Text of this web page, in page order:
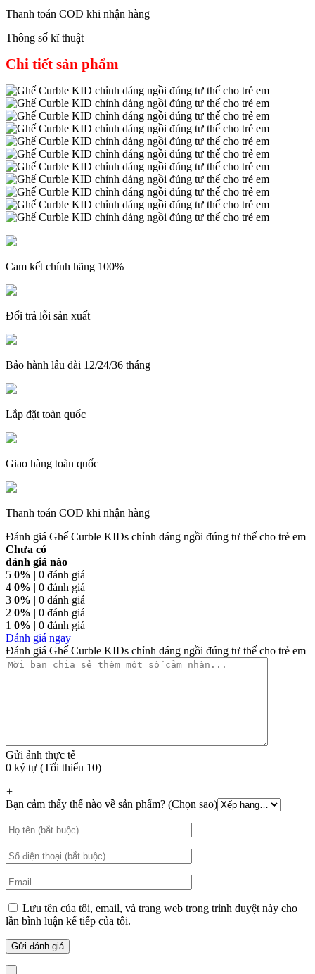
Thanh toán COD khi nhận hàng
Thông số kĩ thuật
Chi tiết sản phẩm
Cam kết chính hãng 100%
Đổi trả lỗi sản xuất
Bảo hành lâu dài 12/24/36 tháng
Lắp đặt toàn quốc
Giao hàng toàn quốc
Thanh toán COD khi nhận hàng
Đánh giá Ghế Curble KIDs chỉnh dáng ngồi đúng tư thế cho trẻ em
Chưa có
đánh giá nào
5 0% | 0 đánh giá
4 0% | 0 đánh giá
3 0% | 0 đánh giá
2 0% | 0 đánh giá
1 0% | 0 đánh giá
Đánh giá ngay
Đánh giá Ghế Curble KIDs chỉnh dáng ngồi đúng tư thế cho trẻ em
Gửi ảnh thực tế
0 ký tự (Tối thiểu 10)
+
Bạn cảm thấy thế nào về sản phẩm? (Chọn sao)
Lưu tên của tôi, email, và trang web trong trình duyệt này cho
lần bình luận kế tiếp của tôi.